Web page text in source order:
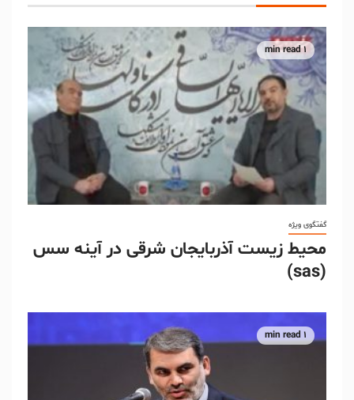
1 min read
گفتگوی ویژه
محیط زیست آذربایجان شرقی در آینه سس
(sas)
1 min read